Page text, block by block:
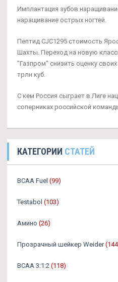
Имплантация зубов
наращивание острых ногтей.
Пептид CJC1295 стоимость
Шахты. Переход на новую
"Газпром" снизить оценку
трлн куб.
С кем Россия сыграет в Лиге
соперниках российской
КАТЕГОРИИ СТАТЕЙ
BCAA Fuel (99)
Testabol (103)
Амино (26)
Прозрачный шейкер Weider
BCAA 3:1:2 (118)